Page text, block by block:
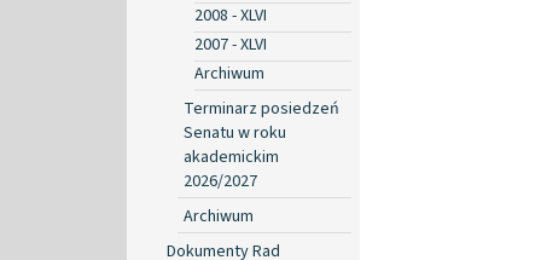
2008 - XLVI
2007 - XLVI
Archiwum
Terminarz posiedzeń
Senatu w roku
akademickim
2026/2027
Archiwum
Dokumenty Rad